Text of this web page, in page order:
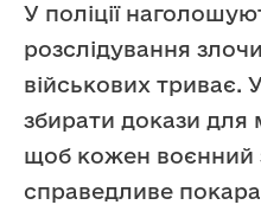
У поліції
розслідування
військових триває.
збирати докази для
щоб кожен воєнний
справедливе